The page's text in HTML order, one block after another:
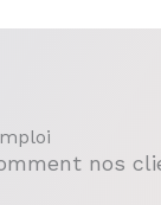
nos